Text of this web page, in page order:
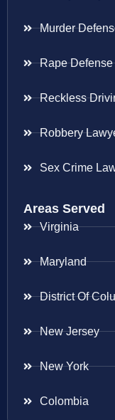
Murder
Rape
Reckless
Robbery
Sex Crime
Areas Served
Virginia
Maryland
District Of
New Jersey
New York
Colombia